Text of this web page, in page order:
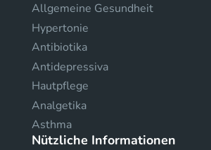
Allgemeine Gesundheit
Hypertonie
Antibiotika
Antidepressiva
Hautpflege
Analgetika
Asthma
Nützliche Informationen